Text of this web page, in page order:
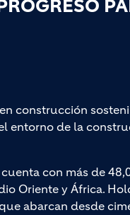
construcción
entorno de la
con más de
Oriente y África.
abarcan desde